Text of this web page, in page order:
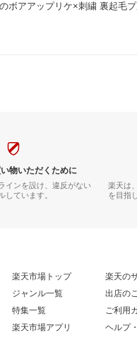
アアップリケ×刺繍 裏起毛
物いただくために
インを設け、違反がない
しています。
楽天は
を目指
楽天市場トップ
ジャンル一覧
特集一覧
楽天市場アプリ
楽天の
出店の
ご利用
ヘルプ